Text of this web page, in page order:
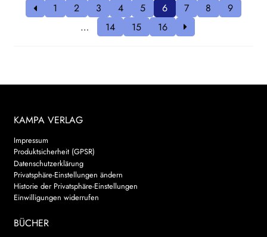
1 2 3 4 5 6 7 8
9
…
14 15 16
KAMPA VERLAG
Impressum
Produktsicherheit (GPSR)
Datenschutzerklärung
Privatsphäre-Einstellungen ändern
Historie der Privatsphäre-Einstellungen
Einwilligungen widerrufen
BÜCHER